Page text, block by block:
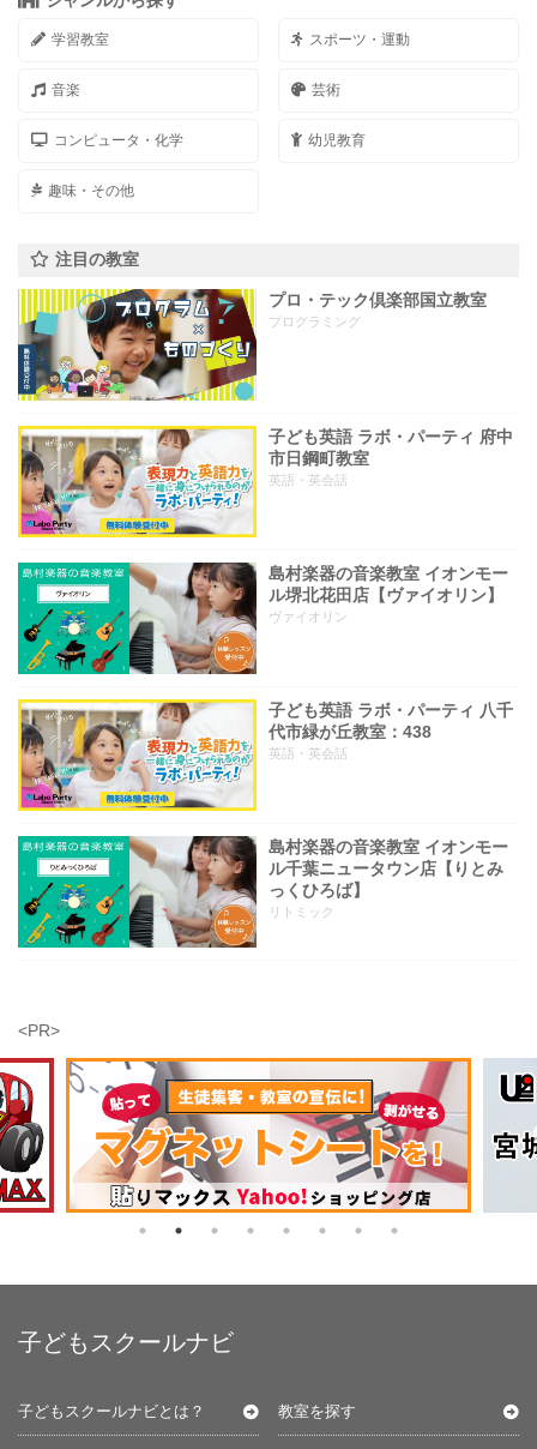
学習教室 スポーツ・運動
音楽 芸術
コンピュータ・化学 幼児教育
趣味・その他
注目の教室
プロ・テック倶楽部国立教室
プログラミング
子ども英語 ラボ・パーティ 府中
市日鋼町教室
英語・英会話
島村楽器の音楽教室 イオンモー
ル堺北花田店【ヴァイオリン】
ヴァイオリン
子ども英語 ラボ・パーティ 八千
代市緑が丘教室：438
英語・英会話
島村楽器の音楽教室 イオンモー
ル千葉ニュータウン店【りとみ
っくひろば】
リトミック
<PR>
子どもスクールナビ
子どもスクールナビとは？ 教室を探す